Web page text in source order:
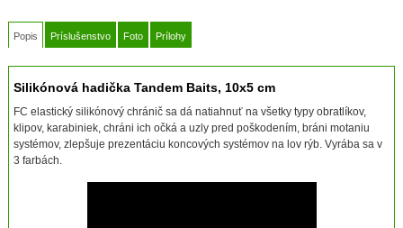
Popis Príslušenstvo Foto Prílohy
Silikónová hadička Tandem Baits, 10x5 cm
FC elastický silikónový chránič sa dá natiahnuť na všetky typy obratlíkov,
klipov, karabiniek, chráni ich očká a uzly pred poškodením, bráni motaniu
systémov, zlepšuje prezentáciu koncových systémov na lov rýb. Vyrába sa v
3 farbách.